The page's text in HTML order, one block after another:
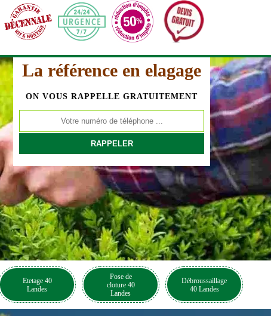
La référence en elagage
ON VOUS RAPPELLE GRATUITEMENT
Etetage 40
Landes
Pose de
cloture 40
Landes
Débroussaillage
40 Landes